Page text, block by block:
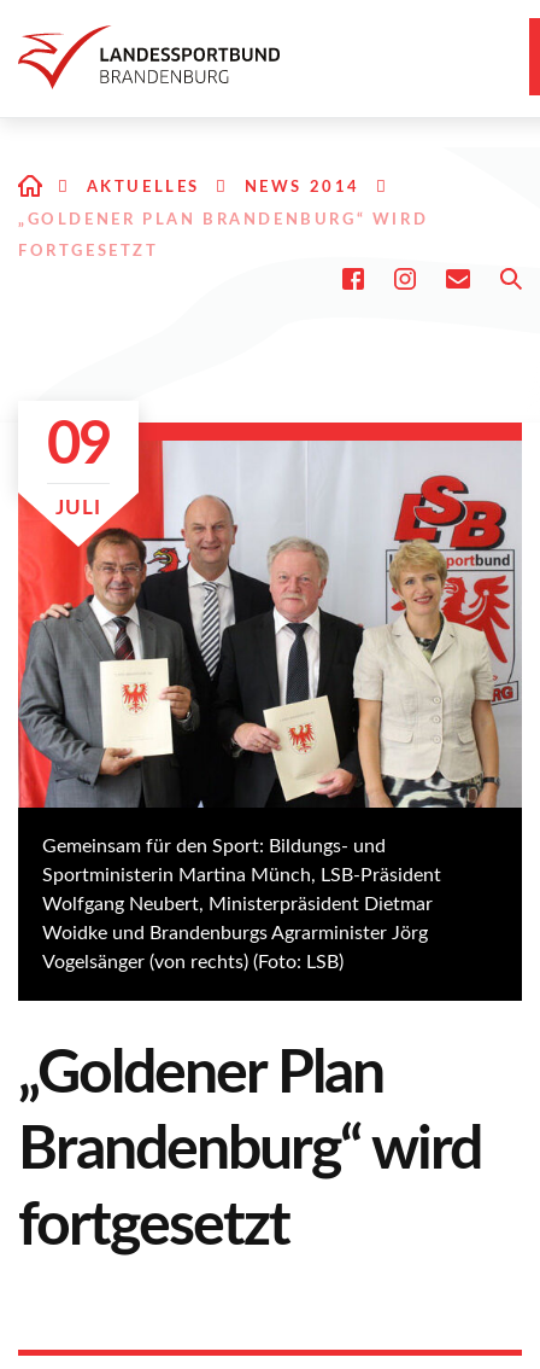
AKTUELLES NEWS 2014
„GOLDENER PLAN BRANDENBURG“ WIRD
FORTGESETZT
09
JULI
Gemeinsam für den Sport: Bildungs- und
Sportministerin Martina Münch, LSB-Präsident
Wolfgang Neubert, Ministerpräsident Dietmar
Woidke und Brandenburgs Agrarminister Jörg
Vogelsänger (von rechts) (Foto: LSB)
„Goldener Plan
Brandenburg“ wird
fortgesetzt